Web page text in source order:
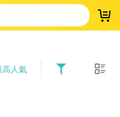
登
高人氣